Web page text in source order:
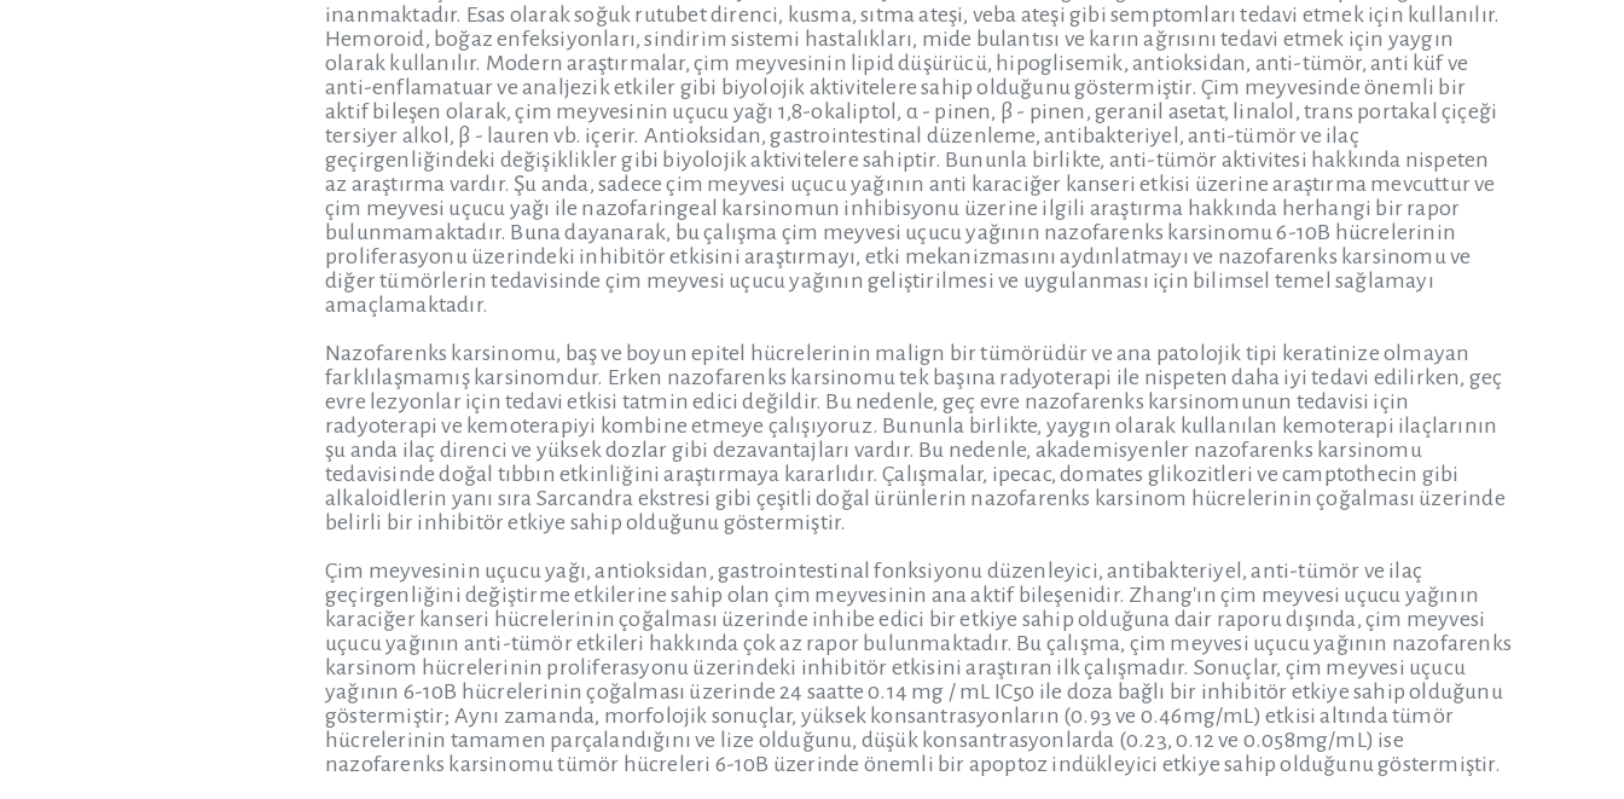
inanmaktadır. Esas olarak soğuk rutubet direnci, kusma, sıtma ateşi, veba ateşi gibi semptomları tedavi etmek için kullanılır.
Hemoroid, boğaz enfeksiyonları, sindirim sistemi hastalıkları, mide bulantısı ve karın ağrısını tedavi etmek için yaygın
olarak kullanılır. Modern araştırmalar, çim meyvesinin lipid düşürücü, hipoglisemik, antioksidan, anti-tümör, anti küf ve
anti-enflamatuar ve analjezik etkiler gibi biyolojik aktivitelere sahip olduğunu göstermiştir. Çim meyvesinde önemli bir
aktif bileşen olarak, çim meyvesinin uçucu yağı 1,8-okaliptol, α - pinen, β - pinen, geranil asetat, linalol, trans portakal çiçeği
tersiyer alkol, β - lauren vb. içerir. Antioksidan, gastrointestinal düzenleme, antibakteriyel, anti-tümör ve ilaç
geçirgenliğindeki değişiklikler gibi biyolojik aktivitelere sahiptir. Bununla birlikte, anti-tümör aktivitesi hakkında nispeten
az araştırma vardır. Şu anda, sadece çim meyvesi uçucu yağının anti karaciğer kanseri etkisi üzerine araştırma mevcuttur ve
çim meyvesi uçucu yağı ile nazofaringeal karsinomun inhibisyonu üzerine ilgili araştırma hakkında herhangi bir rapor
bulunmamaktadır. Buna dayanarak, bu çalışma çim meyvesi uçucu yağının nazofarenks karsinomu 6-10B hücrelerinin
proliferasyonu üzerindeki inhibitör etkisini araştırmayı, etki mekanizmasını aydınlatmayı ve nazofarenks karsinomu ve
diğer tümörlerin tedavisinde çim meyvesi uçucu yağının geliştirilmesi ve uygulanması için bilimsel temel sağlamayı
amaçlamaktadır.
Nazofarenks karsinomu, baş ve boyun epitel hücrelerinin malign bir tümörüdür ve ana patolojik tipi keratinize olmayan
farklılaşmamış karsinomdur. Erken nazofarenks karsinomu tek başına radyoterapi ile nispeten daha iyi tedavi edilirken, geç
evre lezyonlar için tedavi etkisi tatmin edici değildir. Bu nedenle, geç evre nazofarenks karsinomunun tedavisi için
radyoterapi ve kemoterapiyi kombine etmeye çalışıyoruz. Bununla birlikte, yaygın olarak kullanılan kemoterapi ilaçlarının
şu anda ilaç direnci ve yüksek dozlar gibi dezavantajları vardır. Bu nedenle, akademisyenler nazofarenks karsinomu
tedavisinde doğal tıbbın etkinliğini araştırmaya kararlıdır. Çalışmalar, ipecac, domates glikozitleri ve camptothecin gibi
alkaloidlerin yanı sıra Sarcandra ekstresi gibi çeşitli doğal ürünlerin nazofarenks karsinom hücrelerinin çoğalması üzerinde
belirli bir inhibitör etkiye sahip olduğunu göstermiştir.
Çim meyvesinin uçucu yağı, antioksidan, gastrointestinal fonksiyonu düzenleyici, antibakteriyel, anti-tümör ve ilaç
geçirgenliğini değiştirme etkilerine sahip olan çim meyvesinin ana aktif bileşenidir. Zhang'ın çim meyvesi uçucu yağının
karaciğer kanseri hücrelerinin çoğalması üzerinde inhibe edici bir etkiye sahip olduğuna dair raporu dışında, çim meyvesi
uçucu yağının anti-tümör etkileri hakkında çok az rapor bulunmaktadır. Bu çalışma, çim meyvesi uçucu yağının nazofarenks
karsinom hücrelerinin proliferasyonu üzerindeki inhibitör etkisini araştıran ilk çalışmadır. Sonuçlar, çim meyvesi uçucu
yağının 6-10B hücrelerinin çoğalması üzerinde 24 saatte 0.14 mg / mL IC50 ile doza bağlı bir inhibitör etkiye sahip olduğunu
göstermiştir; Aynı zamanda, morfolojik sonuçlar, yüksek konsantrasyonların (0.93 ve 0.46mg/mL) etkisi altında tümör
hücrelerinin tamamen parçalandığını ve lize olduğunu, düşük konsantrasyonlarda (0.23, 0.12 ve 0.058mg/mL) ise
nazofarenks karsinomu tümör hücreleri 6-10B üzerinde önemli bir apoptoz indükleyici etkiye sahip olduğunu göstermiştir.